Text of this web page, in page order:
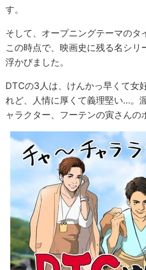
す。
そして、オープニングテーマのタ
この時点で、映画史に残る名シ
浮かびました。
DTCの3人は、けんかっ早くて女
れど、人情に厚くて義理堅い…。
ャラクター、フーテンの寅さんの